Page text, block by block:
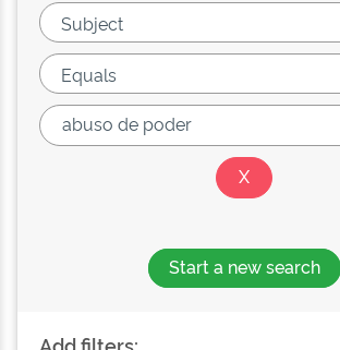
Start a new search
Add filters: